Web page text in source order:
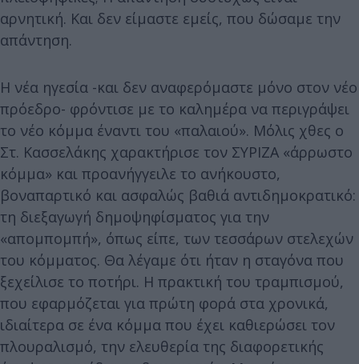
αρνητική. Και δεν είμαστε εμείς, που δώσαμε την
απάντηση.
Η νέα ηγεσία -και δεν αναφερόμαστε μόνο στον νέο
πρόεδρο- φρόντισε με το καλημέρα να περιγράψει
το νέο κόμμα έναντι του «παλαιού». Μόλις χθες ο
Στ. Κασσελάκης χαρακτήρισε τον ΣΥΡΙΖΑ «άρρωστο
κόμμα» και προανήγγειλε το ανήκουστο,
βοναπαρτικό και ασφαλώς βαθιά αντιδημοκρατικό:
τη διεξαγωγή δημοψηφίσματος για την
«απομπομπή», όπως είπε, των τεσσάρων στελεχών
του κόμματος. Θα λέγαμε ότι ήταν η σταγόνα που
ξεχείλισε το ποτήρι. Η πρακτική του τραμπισμού,
που εφαρμόζεται για πρώτη φορά στα χρονικά,
ιδιαίτερα σε ένα κόμμα που έχει καθιερώσει τον
πλουραλισμό, την ελευθερία της διαφορετικής